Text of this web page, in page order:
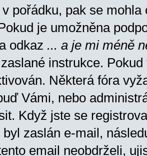
pořádku, pak se
je umožněna
odkaz ... a je mi méně
instrukce.
Některá fóra
Vámi, nebo
Když jste se
byl zaslán e-mail,
email neobdrželi,